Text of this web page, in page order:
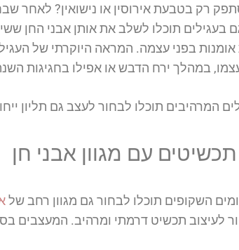
רק בטבעת אירוסין או נישואין? לאחר
בעגילים תוכלו לשלב את אותן אבני החן
אומנות בפני עצמה. המראה היוקרתי של
במהלך ירח הדבש או אפילו בחגיגות
המרהיבים תוכלו לבחור לעצב גם תליון
תכשיטים עם מגוון אבני חן
השקופים תוכלו לבחור גם מגוון רחב של
לעיצוב תכשיט דרמתי ומרהיב. המעצבים